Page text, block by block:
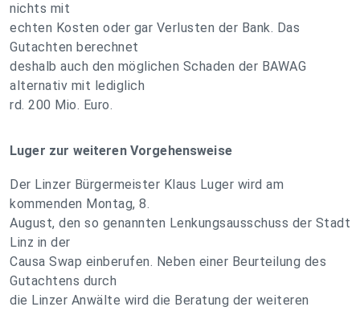
nichts mit
echten Kosten oder gar Verlusten der Bank. Das
Gutachten berechnet
deshalb auch den möglichen Schaden der BAWAG
alternativ mit lediglich
rd. 200 Mio. Euro.
Luger zur weiteren Vorgehensweise
Der Linzer Bürgermeister Klaus Luger wird am
kommenden Montag, 8.
August, den so genannten Lenkungsausschuss der Stadt
Linz in der
Causa Swap einberufen. Neben einer Beurteilung des
Gutachtens durch
die Linzer Anwälte wird die Beratung der weiteren